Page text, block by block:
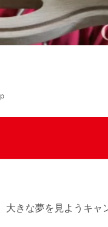
大きな夢を見ようキャ